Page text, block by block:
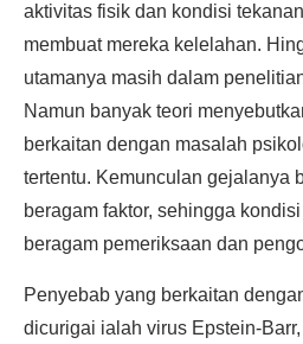
aktivitas fisik dan kondisi
membuat mereka kelelahan.
utamanya masih dalam
Namun banyak teori
berkaitan dengan masalah
tertentu. Kemunculan gejalanya
beragam faktor, sehingga
beragam pemeriksaan dan
Penyebab yang berkaitan
dicurigai ialah virus Epstein-